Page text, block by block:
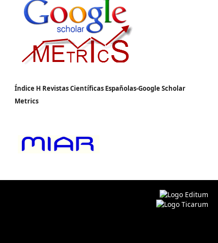
Índice H Revistas Científicas Españolas-Google Scholar
Metrics